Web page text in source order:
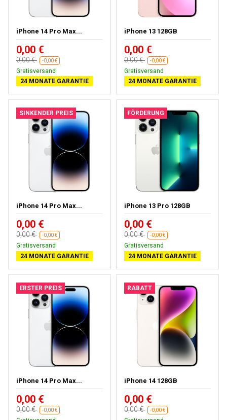
iPhone 14 Pro Max...
0,00 €
0,00 € -0,00 €
Gratisversand
24 MONATE GARANTIE
iPhone 13 128GB
0,00 €
0,00 € -0,00 €
Gratisversand
24 MONATE GARANTIE
SINKENDER PREIS
iPhone 14 Pro Max...
0,00 €
0,00 € -0,00 €
Gratisversand
24 MONATE GARANTIE
FÖRDERUNG
iPhone 13 Pro 128GB
0,00 €
0,00 € -0,00 €
Gratisversand
24 MONATE GARANTIE
ERSTER PREIS
iPhone 14 Pro Max...
0,00 €
0,00 € -0,00 €
RABATT
iPhone 14 128GB
0,00 €
0,00 € -0,00 €